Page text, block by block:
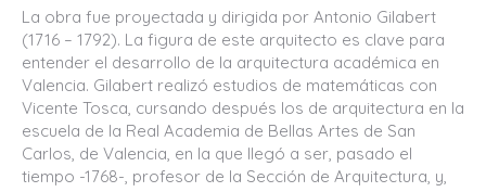
La obra fue proyectada y dirigida por Antonio Gilabert
(1716 – 1792). La figura de este arquitecto es clave para
entender el desarrollo de la arquitectura académica en
Valencia. Gilabert realizó estudios de matemáticas con
Vicente Tosca, cursando después los de arquitectura en la
escuela de la Real Academia de Bellas Artes de San
Carlos, de Valencia, en la que llegó a ser, pasado el
tiempo -1768-, profesor de la Sección de Arquitectura, y,